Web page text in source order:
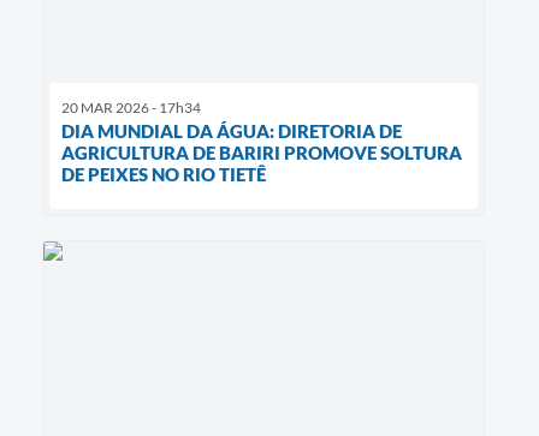
20 MAR 2026 - 17h34
DIA MUNDIAL DA ÁGUA: DIRETORIA DE
AGRICULTURA DE BARIRI PROMOVE SOLTURA
DE PEIXES NO RIO TIETÊ